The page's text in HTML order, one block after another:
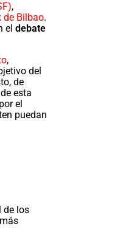
,
de Bilbao.
eldebate
,
del
de
esta
el
puedan
de los